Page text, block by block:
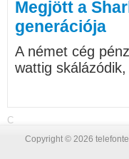
Megjött a
generációja
A német cég
wattig
C
Copyright © 2026